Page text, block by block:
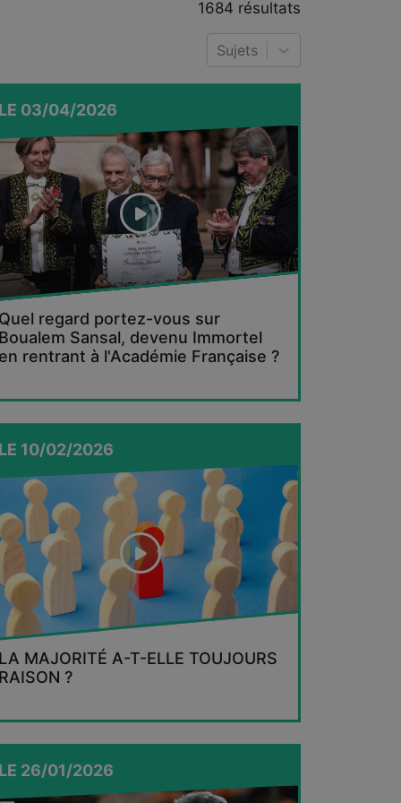
1684 résultats
Sujets
LE 03/04/2026
Quel regard portez-vous sur
Boualem Sansal, devenu Immortel
en rentrant à l'Académie Française ?
LE 10/02/2026
LA MAJORITÉ A-T-ELLE TOUJOURS
RAISON ?
LE 26/01/2026